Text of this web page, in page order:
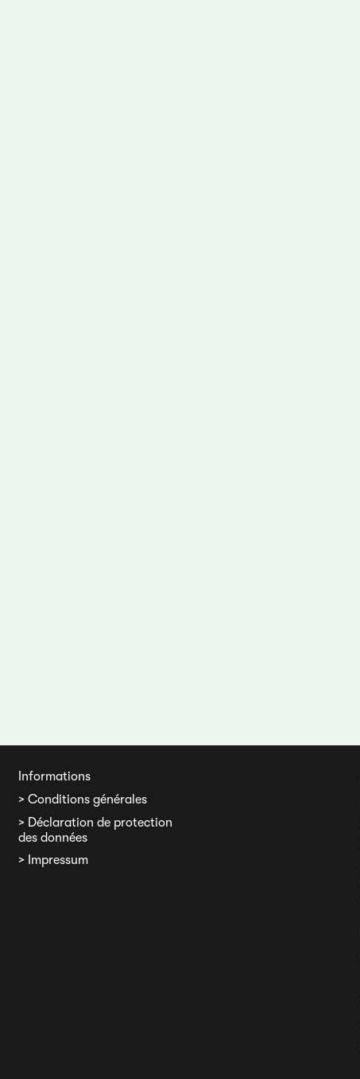
Informations
> Conditions générales
> Déclaration de protection
des données
> Impressum